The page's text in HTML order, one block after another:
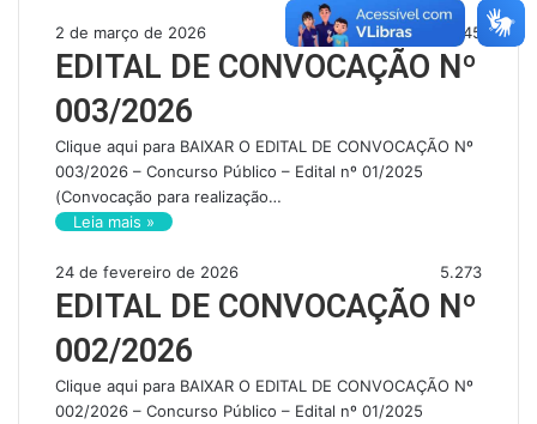
2 de março de 2026 5.645
EDITAL DE CONVOCAÇÃO Nº
003/2026
Clique aqui para BAIXAR O EDITAL DE CONVOCAÇÃO Nº
003/2026 – Concurso Público – Edital nº 01/2025
(Convocação para realização…
Leia mais »
24 de fevereiro de 2026 5.273
EDITAL DE CONVOCAÇÃO Nº
002/2026
Clique aqui para BAIXAR O EDITAL DE CONVOCAÇÃO Nº
002/2026 – Concurso Público – Edital nº 01/2025